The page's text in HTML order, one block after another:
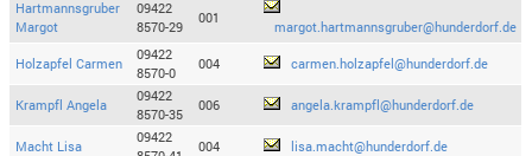
Hartmannsgruber
Margot
09422
8570-29
001
margot.hartmannsgruber@hunderdorf.de
Holzapfel Carmen
09422
8570-0
004 carmen.holzapfel@hunderdorf.de
Krampfl Angela
09422
8570-35
006 angela.krampfl@hunderdorf.de
Macht Lisa
09422
004 lisa.macht@hunderdorf.de